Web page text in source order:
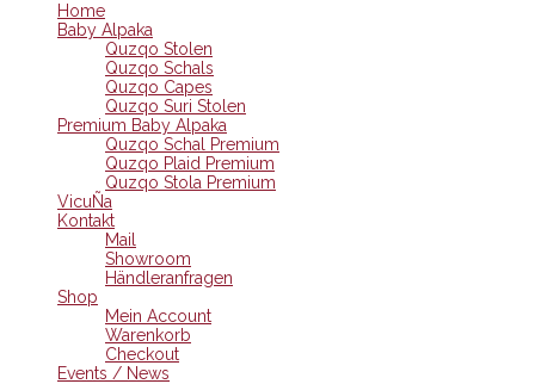
Home
Baby Alpaka
Quzqo Stolen
Quzqo Schals
Quzqo Capes
Quzqo Suri Stolen
Premium Baby Alpaka
Quzqo Schal Premium
Quzqo Plaid Premium
Quzqo Stola Premium
VicuÑa
Kontakt
Mail
Showroom
Händleranfragen
Shop
Mein Account
Warenkorb
Checkout
Events / News